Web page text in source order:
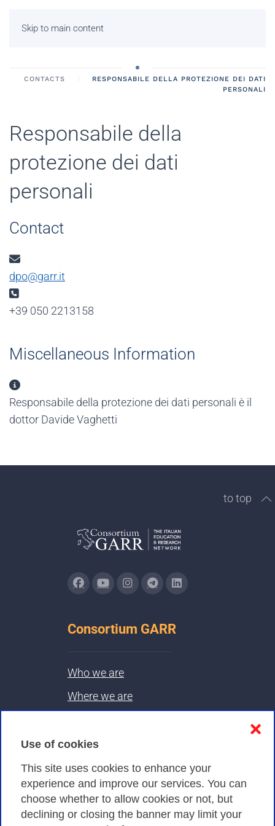
Use of cookies
This site uses cookies to enhance your
experience and improve our services. You can
choose whether to allow cookies or not, but
declining or closing the banner may limit your
❌
Skip to main content
CONTACTS
RESPONSABILE DELLA PROTEZIONE DEI DATI
PERSONALI
Responsabile della
protezione dei dati
personali
Contact
Email:
dpo@garr.it
Phone:
+39 050 2213158
Miscellaneous Information
Miscellaneous Information
Responsabile della protezione dei dati personali è il
dottor Davide Vaghetti
to top
Consortium GARR
Who we are
Where we are
Privacy
Privacy Policy